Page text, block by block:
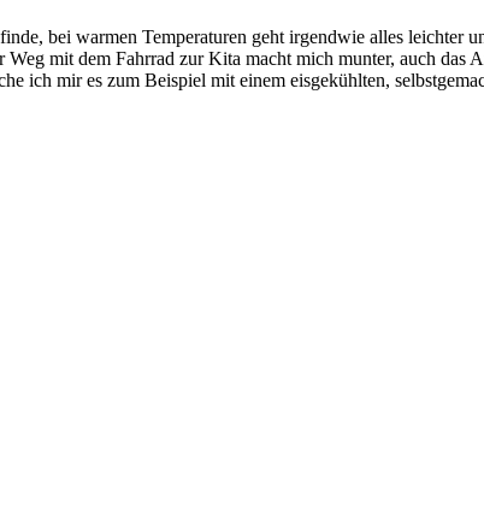
bei warmen Temperaturen geht irgendwie alles leichter
mit dem Fahrrad zur Kita macht mich munter, auch das
ich mir es zum Beispiel mit einem eisgekühlten,